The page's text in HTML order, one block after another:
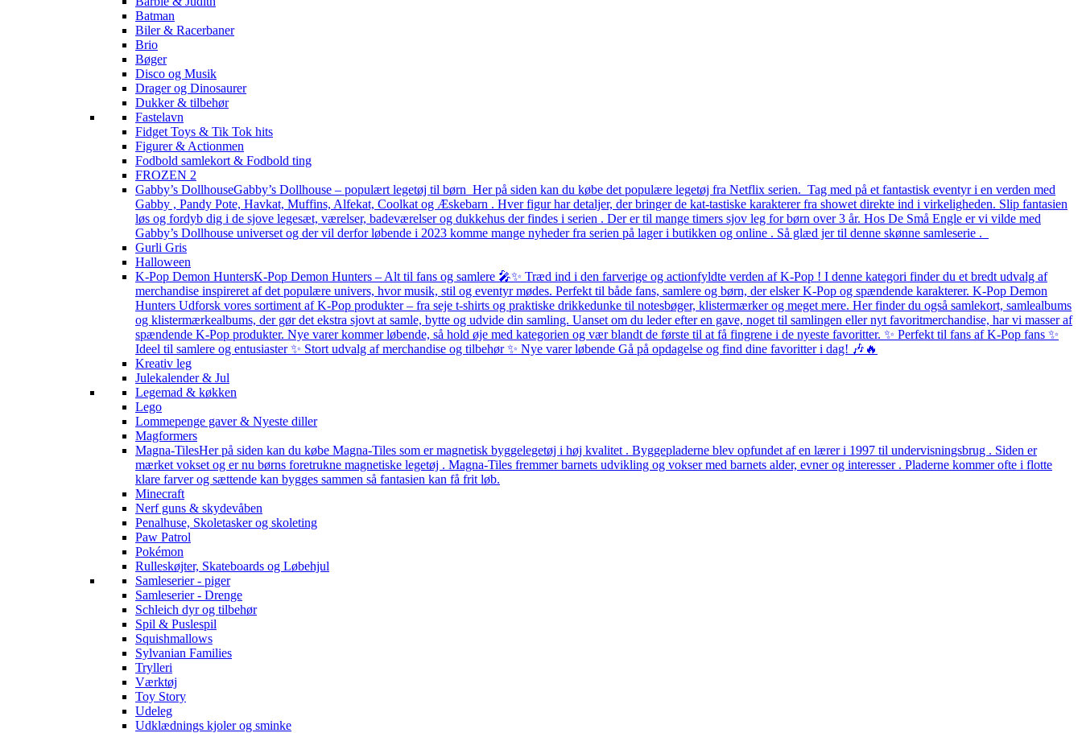
Batman
Biler & Racerbaner
Brio
Bøger
Disco og Musik
Drager og Dinosaurer
Dukker & tilbehør
Fastelavn
Fidget Toys & Tik Tok hits
Figurer & Actionmen
Fodbold samlekort & Fodbold ting
FROZEN 2
Gabby’s DollhouseGabby’s Dollhouse – populært legetøj til børn Her på siden kan du købe det populære legetøj fra Netflix serien. Tag med på et fantastisk eventyr i en verden med
Gabby , Pandy Pote, Havkat, Muffins, Alfekat, Coolkat og Æskebarn . Hver figur har detaljer, der bringer de kat-tastiske karakterer fra showet direkte ind i virkeligheden. Slip fantasien
løs og fordyb dig i de sjove legesæt, værelser, badeværelser og dukkehus der findes i serien . Der er til mange timers sjov leg for børn over 3 år. Hos De Små Engle er vi vilde med
Gabby’s Dollhouse universet og der vil derfor løbende i 2023 komme mange nyheder fra serien på lager i butikken og online . Så glæd jer til denne skønne samleserie .
Gurli Gris
Halloween
K-Pop Demon HuntersK-Pop Demon Hunters – Alt til fans og samlere 🎤✨ Træd ind i den farverige og actionfyldte verden af K-Pop ! I denne kategori finder du et bredt udvalg af
merchandise inspireret af det populære univers, hvor musik, stil og eventyr mødes. Perfekt til både fans, samlere og børn, der elsker K-Pop og spændende karakterer. K-Pop Demon
Hunters Udforsk vores sortiment af K-Pop produkter – fra seje t-shirts og praktiske drikkedunke til notesbøger, klistermærker og meget mere. Her finder du også samlekort, samlealbums
og klistermærkealbums, der gør det ekstra sjovt at samle, bytte og udvide din samling. Uanset om du leder efter en gave, noget til samlingen eller nyt favoritmerchandise, har vi masser af
spændende K-Pop produkter. Nye varer kommer løbende, så hold øje med kategorien og vær blandt de første til at få fingrene i de nyeste favoritter. ✨ Perfekt til fans af K-Pop fans ✨
Ideel til samlere og entusiaster ✨ Stort udvalg af merchandise og tilbehør ✨ Nye varer løbende Gå på opdagelse og find dine favoritter i dag! 🎶🔥
Kreativ leg
Julekalender & Jul
Legemad & køkken
Lego
Lommepenge gaver & Nyeste diller
Magformers
Magna-TilesHer på siden kan du købe Magna-Tiles som er magnetisk byggelegetøj i høj kvalitet . Byggepladerne blev opfundet af en lærer i 1997 til undervisningsbrug . Siden er
mærket vokset og er nu børns foretrukne magnetiske legetøj . Magna-Tiles fremmer barnets udvikling og vokser med barnets alder, evner og interesser . Pladerne kommer ofte i flotte
klare farver og sættende kan bygges sammen så fantasien kan få frit løb.
Minecraft
Nerf guns & skydevåben
Penalhuse, Skoletasker og skoleting
Paw Patrol
Pokémon
Rulleskøjter, Skateboards og Løbehjul
Samleserier - piger
Samleserier - Drenge
Schleich dyr og tilbehør
Spil & Puslespil
Squishmallows
Sylvanian Families
Trylleri
Værktøj
Toy Story
Udeleg
Udklædnings kjoler og sminke